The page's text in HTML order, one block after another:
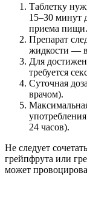
Таблетку
15–30 минут
приема пищи.
Препарат
жидкости —
Для
требуется
Суточная
врачом).
24 часов).
Не следует
грейпфрута или
может